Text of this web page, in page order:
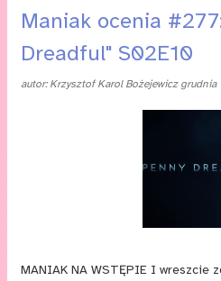
pierwszy seans (miałem wtedy
spektakularny. Urodziłem się zbyt
nadzieję” w kinach, nie kupiłem jej
w jakiejś szczególnej atmosferze.
Maniak ocenia
Dreadful" S02E10
autor:Krzysztof Karol Bożejewicz grudnia
MANIAK NA WSTĘPIE I wreszcie